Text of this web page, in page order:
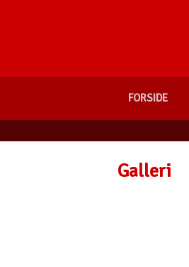
FORSIDE
Galleri​